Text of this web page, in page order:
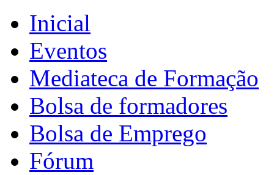
Inicial
Eventos
Mediateca de Formação
Bolsa de formadores
Bolsa de Emprego
Fórum